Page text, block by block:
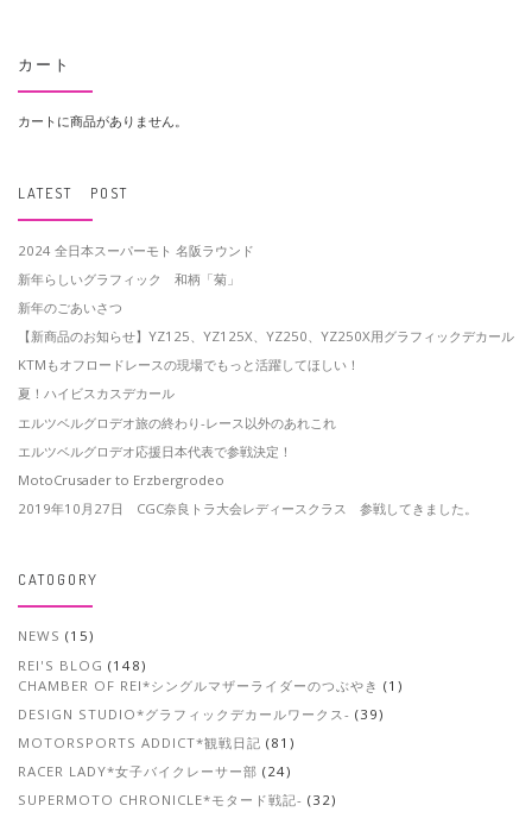
カート
カートに商品がありません。
LATEST POST
2024 全日本スーパーモト 名阪ラウンド
新年らしいグラフィック 和柄「菊」
新年のごあいさつ
【新商品のお知らせ】YZ125、YZ125X、YZ250、YZ250X用グラフィックデカール
KTMもオフロードレースの現場でもっと活躍してほしい！
夏！ハイビスカスデカール
エルツベルグロデオ旅の終わり-レース以外のあれこれ
エルツベルグロデオ応援日本代表で参戦決定！
MotoCrusader to Erzbergrodeo
2019年10月27日 CGC奈良トラ大会レディースクラス 参戦してきました。
CATOGORY
NEWS (15)
REI'S BLOG (148)
CHAMBER OF REI*シングルマザーライダーのつぶやき (1)
DESIGN STUDIO*グラフィックデカールワークス- (39)
MOTORSPORTS ADDICT*観戦日記 (81)
RACER LADY*女子バイクレーサー部 (24)
SUPERMOTO CHRONICLE*モタード戦記- (32)